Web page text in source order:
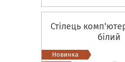
Стілець
білий
Новинка